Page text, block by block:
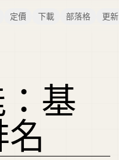
定價 下載 部落格 更新
：基